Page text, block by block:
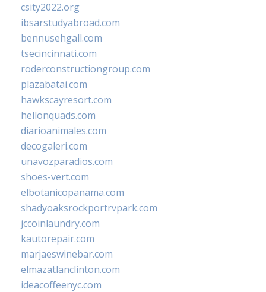
csity2022.org
ibsarstudyabroad.com
bennusehgall.com
tsecincinnati.com
roderconstructiongroup.com
plazabatai.com
hawkscayresort.com
hellonquads.com
diarioanimales.com
decogaleri.com
unavozparadios.com
shoes-vert.com
elbotanicopanama.com
shadyoaksrockportrvpark.com
jccoinlaundry.com
kautorepair.com
marjaeswinebar.com
elmazatlanclinton.com
ideacoffeenyc.com